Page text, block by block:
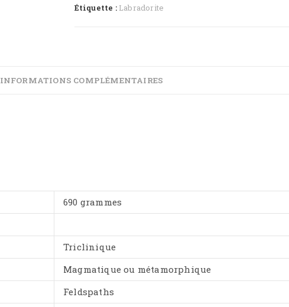
Étiquette : Labradorite
INFORMATIONS COMPLÉMENTAIRES
690 grammes
Triclinique
Magmatique ou métamorphique
Feldspaths